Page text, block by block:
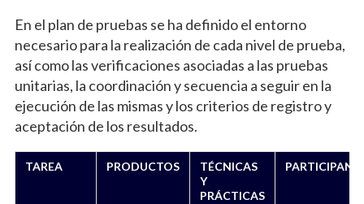
En el plan de pruebas se ha definido el entorno
necesario para la realización de cada nivel de prueba,
así como las verificaciones asociadas a las pruebas
unitarias, la coordinación y secuencia a seguir en la
ejecución de las mismas y los criterios de registro y
aceptación de los resultados.
TAREA PRODUCTOS
TÉCNICAS
Y
PRÁCTICAS